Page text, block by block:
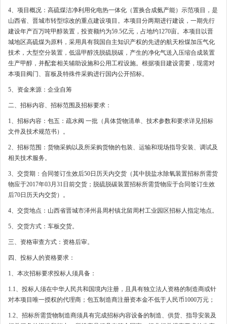
4、项目概况：高硫煤洁净利用化电热一体化（置换合成氨产能）示范项目，是
山西省、晋城市转型综改的重点建设项目。本项目分两期进行建设，一期先行
建设年产百万吨甲醇装置，投资额约为59.5亿元，占地约1270亩。本项目以晋
城地区高硫煤为原料，采用具有我国自主知识产权的先进的航天粉煤加压气化
技术，大型空分装置，低温甲醇洗脱硫脱碳，产生的净化气送入压缩合成装置
生产甲醇，并配套相关辅助设施和公用工程设施。根据项目建设需要，现需对
本项目阀门、盲板及特殊件采购进行国内公开招标。
5、资金来源：企业自筹
二、招标内容、招标范围及招标要求：
1、招标内容：包五：疏水阀 一批（具体货物清单、技术参数和要求详见招标
文件及技术规范书）。
2、招标范围：货物采购以及所采购货物的包装、运输和现场指导安装、调试及
相关技术服务。
3、交货期：合同签订生效后50日历天内交货（其中脱盐水除氧装置招标所需货
物应于2017年03月31日前交货；脱硫脱碳装置招标所需货物应于合同签订生效
后70日历天内交货）。
4、交货地点：山西省晋城市泽州县周村镇北留周村工业园区招标人指定地点。
5、交货方式：车板交货。
三、资格审查方式：资格后审。
四、投标人的资格要求：
1、本次招标要求投标人须具备：
1.1、投标人须在中华人民共和国境内注册，且具有独立法人资格的制造商或针
对本项目唯一授权的代理商；包五制造商注册资本金不低于人民币1000万元；
1.2、招标所需货物制造商须具有完成招标内容设备的制造、供货、指导安装及